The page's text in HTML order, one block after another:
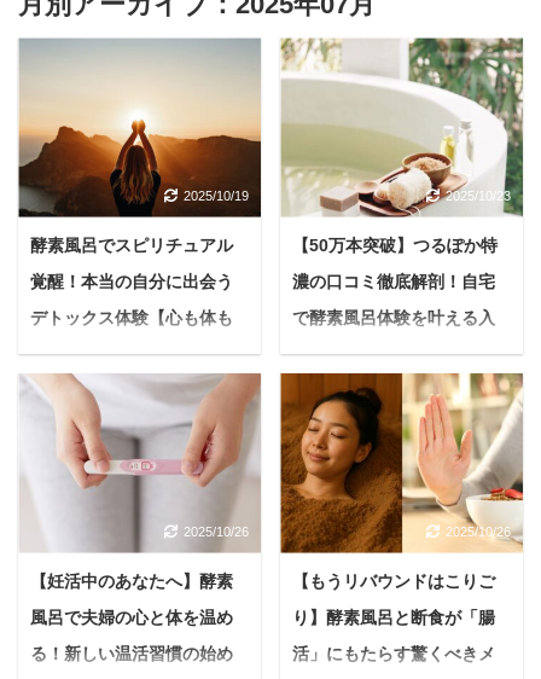
2025/10/19
酵素風呂でスピリチュアル
覚醒！本当の自分に出会う
デトックス体験【心も体も
とろける温活】
近年、美容や健康法とし
て注目を集める酵素風
呂。 その魅力は、体の温
まりや肌の改善だけでは
げていくと、酵素風呂が
けるスピリチュアルな恩
恵をもたらすのが見えて
きます。 本記事では、酵
2025/10/23
【50万本突破】つるぽか特
濃の口コミ徹底解剖！自宅
で酵素風呂体験を叶える入
浴剤の秘密と効果とは？
＜PR＞ 悩む人最近、体
の冷えやお肌の乾燥が気
になるな...毎日のバスタ
イムをもっと特別な時間
に変えたい。 もし、あな
たがそう感じているな
の高い女性たちから注目
を集めている入浴液「つ
るぽか」シリーズをご存
2025/10/26
【妊活中のあなたへ】酵素
風呂で夫婦の心と体を温め
る！新しい温活習慣の始め
2025/10/26
【もうリバウンドはこりご
り】酵素風呂と断食が「腸
活」にもたらす驚くべきメ